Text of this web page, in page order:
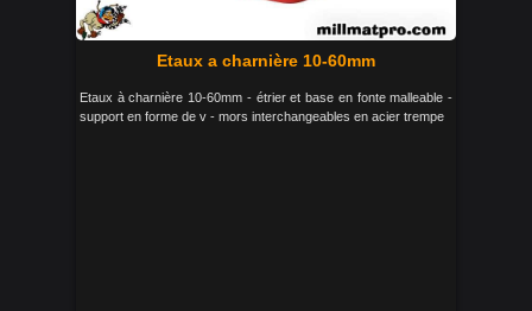
Etaux a charnière 10-60mm
Etaux à charnière 10-60mm - étrier et base en fonte malleable -
support en forme de v - mors interchangeables en acier trempe